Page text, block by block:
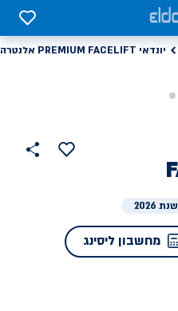
0
יונדאי PREMIUM FACELIFT אלנטרה
הוסף
למועדפים
שנת 2026
מחשבון ליסינג